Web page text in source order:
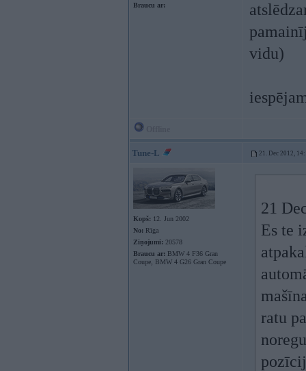
Braucu ar:
vidu)
Tune-L 21. Dec 2012,
Kopš: 12. Jun 2002
No: Rīga
Ziņojumi: 20578
Braucu ar: BMW 4 F36 Gran
Coupe, BMW 4 G26 Gran Coupe
21
Es te
ratu